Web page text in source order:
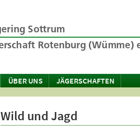
ÜBER UNS JÄGERSCHAFTEN
Wild und Jagd